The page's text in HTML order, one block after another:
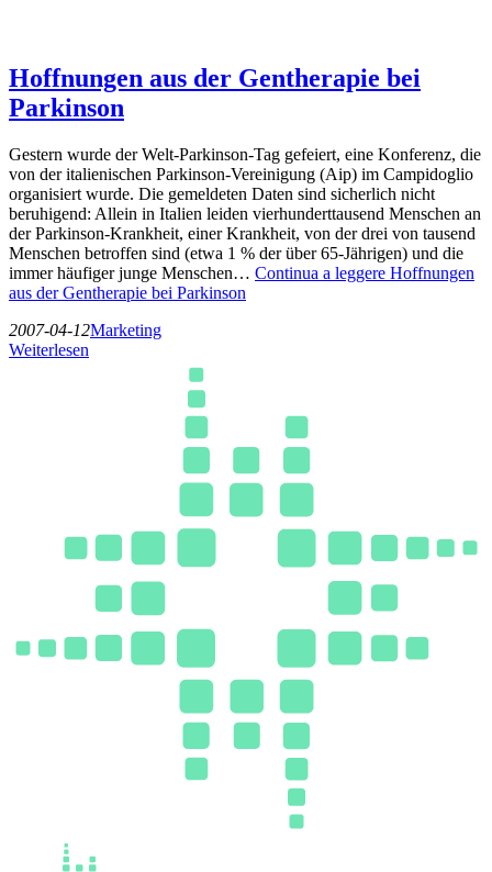
Hoffnungen aus der Gentherapie bei
Parkinson
Gestern wurde der Welt-Parkinson-Tag gefeiert, eine Konferenz, die
von der italienischen Parkinson-Vereinigung (Aip) im Campidoglio
organisiert wurde. Die gemeldeten Daten sind sicherlich nicht
beruhigend: Allein in Italien leiden vierhunderttausend Menschen an
der Parkinson-Krankheit, einer Krankheit, von der drei von tausend
Menschen betroffen sind (etwa 1 % der über 65-Jährigen) und die
immer häufiger junge Menschen… Continua a leggere Hoffnungen
aus der Gentherapie bei Parkinson
2007-04-12Marketing
Weiterlesen